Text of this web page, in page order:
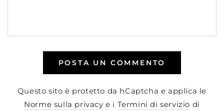
POSTA UN COMMENTO
Questo sito è protetto da hCaptcha e applica le
Norme sulla privacy e i Termini di servizio di